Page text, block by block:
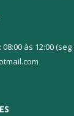
às 12:00 (seg